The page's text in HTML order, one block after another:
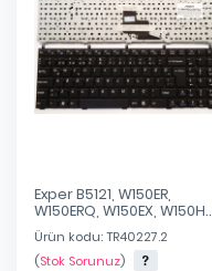
Exper B5121, W150ER,
W150ERQ, W150EX,
W150HNM, W150HRM,
Klavye Türkçe
Ürün kodu: TR40227.2
(Stok Sorunuz)